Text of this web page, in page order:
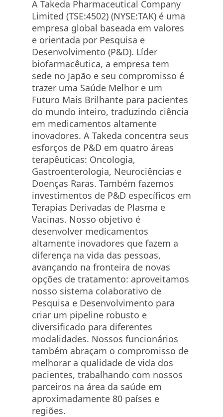
A Takeda Pharmaceutical Company
Limited (TSE:4502) (NYSE:TAK) é uma
empresa global baseada em valores
e orientada por Pesquisa e
Desenvolvimento (P&D). Líder
biofarmacêutica, a empresa tem
sede no Japão e seu compromisso é
trazer uma Saúde Melhor e um
Futuro Mais Brilhante para pacientes
do mundo inteiro, traduzindo ciência
em medicamentos altamente
inovadores. A Takeda concentra seus
esforços de P&D em quatro áreas
terapêuticas: Oncologia,
Gastroenterologia, Neurociências e
Doenças Raras. Também fazemos
investimentos de P&D específicos em
Terapias Derivadas de Plasma e
Vacinas. Nosso objetivo é
desenvolver medicamentos
altamente inovadores que fazem a
diferença na vida das pessoas,
avançando na fronteira de novas
opções de tratamento: aproveitamos
nosso sistema colaborativo de
Pesquisa e Desenvolvimento para
criar um pipeline robusto e
diversificado para diferentes
modalidades. Nossos funcionários
também abraçam o compromisso de
melhorar a qualidade de vida dos
pacientes, trabalhando com nossos
parceiros na área da saúde em
aproximadamente 80 países e
regiões.